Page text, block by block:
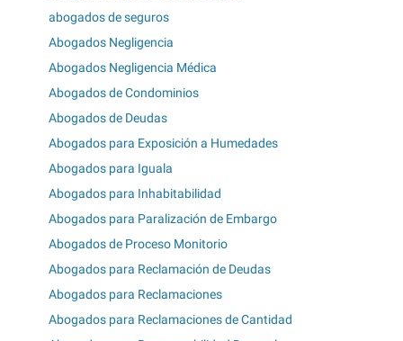
abogados de seguros
Abogados Negligencia
Abogados Negligencia Médica
Abogados de Condominios
Abogados de Deudas
Abogados para Exposición a Humedades
Abogados para Iguala
Abogados para Inhabitabilidad
Abogados para Paralización de Embargo
Abogados de Proceso Monitorio
Abogados para Reclamación de Deudas
Abogados para Reclamaciones
Abogados para Reclamaciones de Cantidad